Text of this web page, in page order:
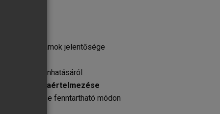
programok jelentősége
kölcsönhatásáról
tér újraértelmezése
felfedezése fenntartható módon